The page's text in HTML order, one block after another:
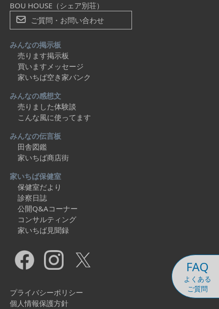
FAQ
よくある
ご質問
BOU HOUSE（シェア別荘）
ご質問・お問い合わせ
みんなの掲示板
売ります掲示板
買いますメッセージ
家いちば空き家バンク
みんなの感想文
売りました体験談
こんな風に使ってます
みんなの伝言板
田舎図鑑
家いちば商店街
家いちば保健室
保健室だより
診察日誌
公開Q&Aコーナー
コンサルティング
家いちば見聞録
プライバシーポリシー
個人情報保護方針